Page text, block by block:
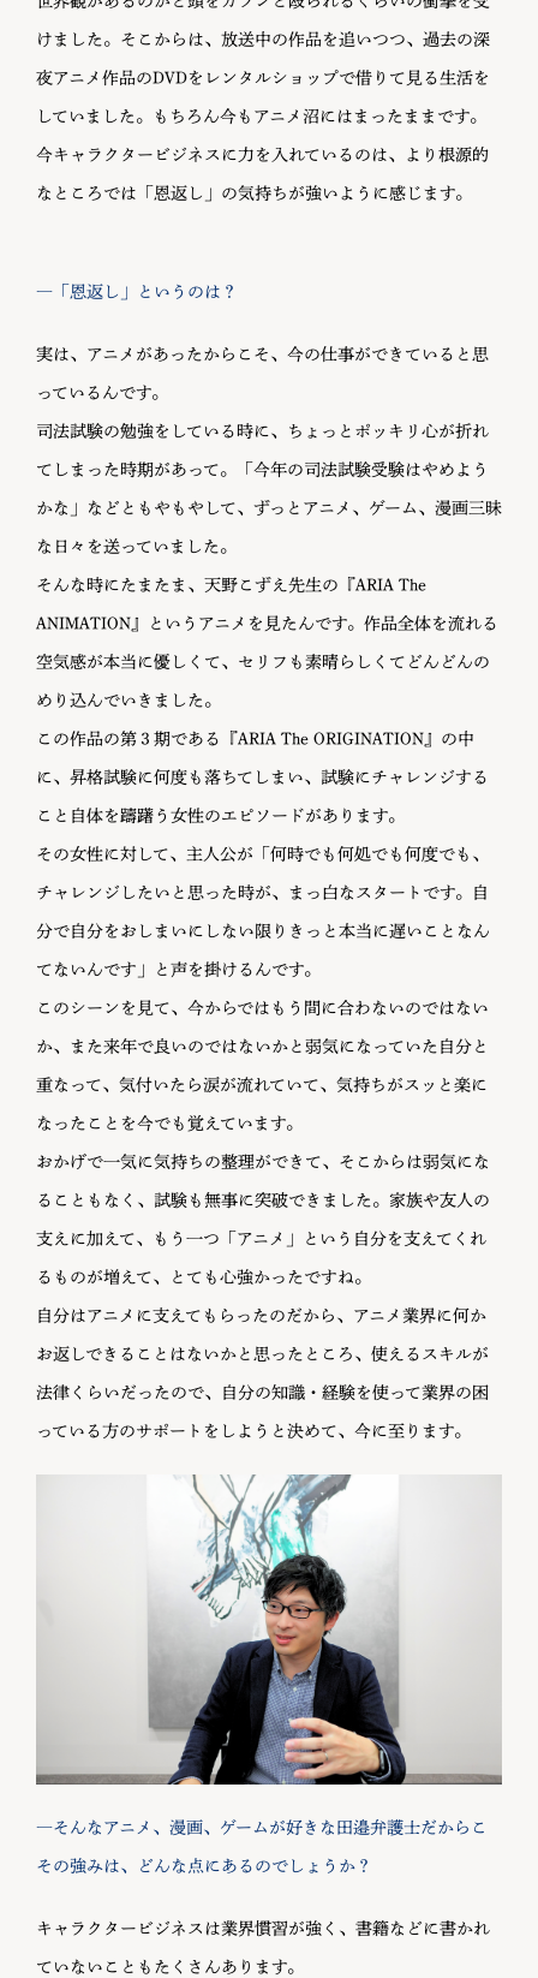
けました。そこからは、放送中の作品を追いつつ、過去の深
夜アニメ作品のDVDをレンタルショップで借りて見る生活を
していました。もちろん今もアニメ沼にはまったままです。
今キャラクタービジネスに力を入れているのは、より根源的
なところでは「恩返し」の気持ちが強いように感じます。
―「恩返し」というのは？
実は、アニメがあったからこそ、今の仕事ができていると思
っているんです。
司法試験の勉強をしている時に、ちょっとポッキリ心が折れ
てしまった時期があって。「今年の司法試験受験はやめよう
かな」などともやもやして、ずっとアニメ、ゲーム、漫画三昧
な日々を送っていました。
そんな時にたまたま、天野こずえ先生の『ARIA The
ANIMATION』というアニメを見たんです。作品全体を流れる
空気感が本当に優しくて、セリフも素晴らしくてどんどんの
めり込んでいきました。
この作品の第３期である『ARIA The ORIGINATION』の中
に、昇格試験に何度も落ちてしまい、試験にチャレンジする
こと自体を躊躇う女性のエピソードがあります。
その女性に対して、主人公が「何時でも何処でも何度でも、
チャレンジしたいと思った時が、まっ白なスタートです。自
分で自分をおしまいにしない限りきっと本当に遅いことなん
てないんです」と声を掛けるんです。
このシーンを見て、今からではもう間に合わないのではない
か、また来年で良いのではないかと弱気になっていた自分と
重なって、気付いたら涙が流れていて、気持ちがスッと楽に
なったことを今でも覚えています。
おかげで一気に気持ちの整理ができて、そこからは弱気にな
ることもなく、試験も無事に突破できました。家族や友人の
支えに加えて、もう一つ「アニメ」という自分を支えてくれ
るものが増えて、とても心強かったですね。
自分はアニメに支えてもらったのだから、アニメ業界に何か
お返しできることはないかと思ったところ、使えるスキルが
法律くらいだったので、自分の知識・経験を使って業界の困
っている方のサポートをしようと決めて、今に至ります。
―そんなアニメ、漫画、ゲームが好きな田邉弁護士だからこ
その強みは、どんな点にあるのでしょうか？
キャラクタービジネスは業界慣習が強く、書籍などに書かれ
ていないこともたくさんあります。